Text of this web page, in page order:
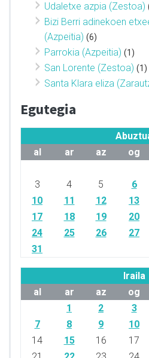
Udaletxe azpia (Zestoa)
Bizi Berri adinekoen
(Azpeitia) (6)
Parrokia (Azpeitia) (1)
San Lorente (Zestoa) (1)
Santa Klara eliza
Egutegia
al
ar az og
3
4 5 6
10
11 12 13
17
18 19 20
24
25 26 27
31
Iraila
al
ar az og
1
2 3
7
8 9 10
14
15 16 17